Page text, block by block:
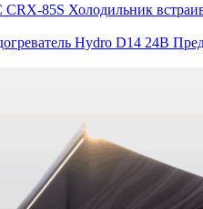
Холодильник